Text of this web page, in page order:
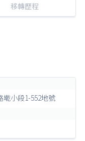
移轉歷程
小段1-552地號